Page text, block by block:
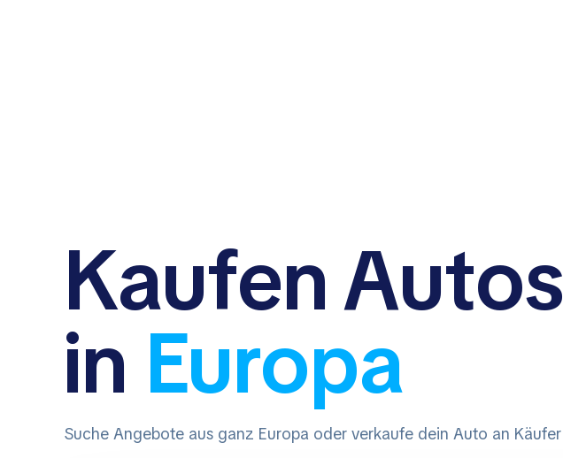
KaufenAutos
in Europa
Suche Angebote aus ganz Europa oder verkaufe dein Auto an Käufer